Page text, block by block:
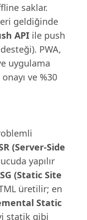
saklar.
geldiğinde
API ile push
PWA,
uygulama
ve %30
(Server-Side
yapılır
(Static Site
üretilir; en
Static
statik gibi